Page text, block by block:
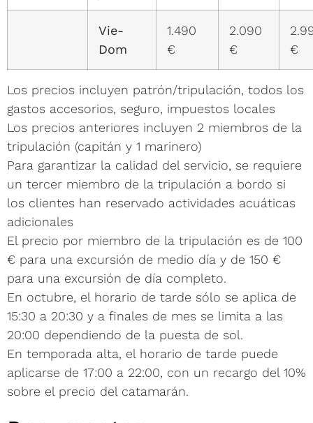
Vie-
Dom
1.490
€
2.090
€
€
Los precios incluyen patrón/tripulación, todos los
gastos accesorios, seguro, impuestos locales
Los precios anteriores incluyen 2 miembros de la
tripulación (capitán y 1 marinero)
Para garantizar la calidad del servicio, se requiere
un tercer miembro de la tripulación a bordo si
los clientes han reservado actividades acuáticas
adicionales
El precio por miembro de la tripulación es de 100
€ para una excursión de medio día y de 150 €
para una excursión de día completo.
En octubre, el horario de tarde sólo se aplica de
15:30 a 20:30 y a finales de mes se limita a las
20:00 dependiendo de la puesta de sol.
En temporada alta, el horario de tarde puede
aplicarse de 17:00 a 22:00, con un recargo del 10%
sobre el precio del catamarán.